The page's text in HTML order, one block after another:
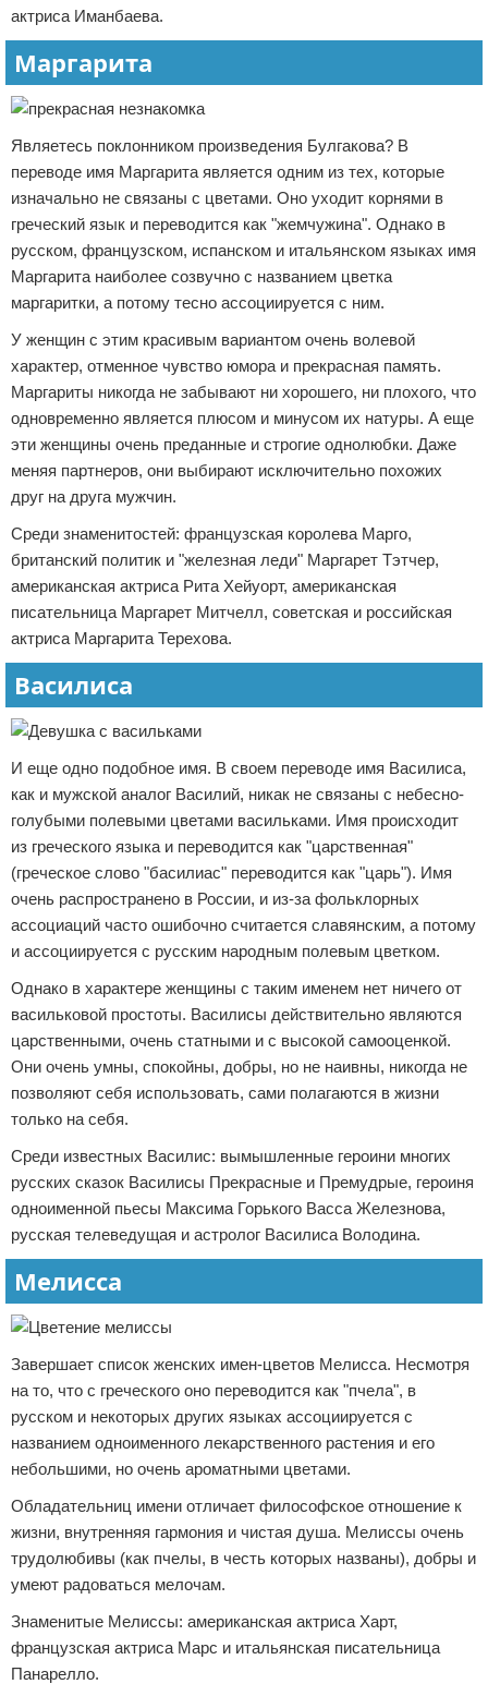
актриса Иманбаева.
Маргарита
Являетесь поклонником произведения Булгакова? В
переводе имя Маргарита является одним из тех, которые
изначально не связаны с цветами. Оно уходит корнями в
греческий язык и переводится как "жемчужина". Однако в
русском, французском, испанском и итальянском языках имя
Маргарита наиболее созвучно с названием цветка
маргаритки, а потому тесно ассоциируется с ним.
У женщин с этим красивым вариантом очень волевой
характер, отменное чувство юмора и прекрасная память.
Маргариты никогда не забывают ни хорошего, ни плохого, что
одновременно является плюсом и минусом их натуры. А еще
эти женщины очень преданные и строгие однолюбки. Даже
меняя партнеров, они выбирают исключительно похожих
друг на друга мужчин.
Среди знаменитостей: французская королева Марго,
британский политик и "железная леди" Маргарет Тэтчер,
американская актриса Рита Хейуорт, американская
писательница Маргарет Митчелл, советская и российская
актриса Маргарита Терехова.
Василиса
И еще одно подобное имя. В своем переводе имя Василиса,
как и мужской аналог Василий, никак не связаны с небесно-
голубыми полевыми цветами васильками. Имя происходит
из греческого языка и переводится как "царственная"
(греческое слово "басилиас" переводится как "царь"). Имя
очень распространено в России, и из-за фольклорных
ассоциаций часто ошибочно считается славянским, а потому
и ассоциируется с русским народным полевым цветком.
Однако в характере женщины с таким именем нет ничего от
васильковой простоты. Василисы действительно являются
царственными, очень статными и с высокой самооценкой.
Они очень умны, спокойны, добры, но не наивны, никогда не
позволяют себя использовать, сами полагаются в жизни
только на себя.
Среди известных Василис: вымышленные героини многих
русских сказок Василисы Прекрасные и Премудрые, героиня
одноименной пьесы Максима Горького Васса Железнова,
русская телеведущая и астролог Василиса Володина.
Мелисса
Завершает список женских имен-цветов Мелисса. Несмотря
на то, что с греческого оно переводится как "пчела", в
русском и некоторых других языках ассоциируется с
названием одноименного лекарственного растения и его
небольшими, но очень ароматными цветами.
Обладательниц имени отличает философское отношение к
жизни, внутренняя гармония и чистая душа. Мелиссы очень
трудолюбивы (как пчелы, в честь которых названы), добры и
умеют радоваться мелочам.
Знаменитые Мелиссы: американская актриса Харт,
французская актриса Марс и итальянская писательница
Панарелло.